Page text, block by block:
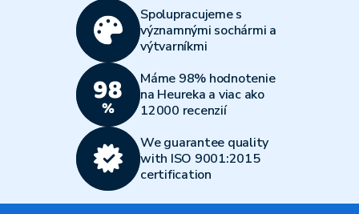
Spolupracujeme s
významnými sochármi a
výtvarníkmi
Máme 98% hodnotenie
na Heureka a viac ako
12000 recenzií
We guarantee quality
with ISO 9001:2015
certification